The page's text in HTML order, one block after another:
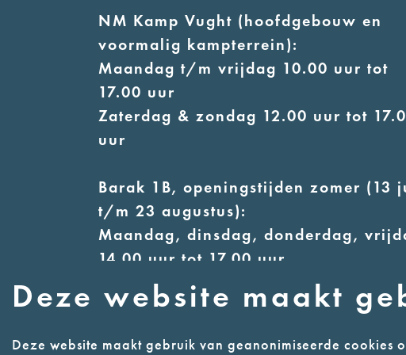
Deze website maakt
Deze website maakt gebruik van geanonimiseerde
NM Kamp Vught (hoofdgebouw en
voormalig kampterrein):
Maandag t/m vrijdag 10.00 uur tot
17.00 uur
Zaterdag & zondag 12.00 uur tot
uur
Barak 1B, openingstijden zomer (13
t/m 23 augustus):
Maandag, dinsdag, donderdag,
14.00 uur tot 17.00 uur
Woensdag 12.00 uur tot 17.00 uur
Zaterdag & zondag 13.00 uur tot